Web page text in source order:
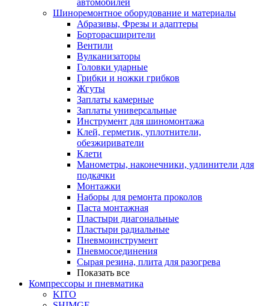
автомобилей
Шиноремонтное оборудование и материалы
Абразивы, Фрезы и адаптеры
Борторасширители
Вентили
Вулканизаторы
Головки ударные
Грибки и ножки грибков
Жгуты
Заплаты камерные
Заплаты универсальные
Инструмент для шиномонтажа
Клей, герметик, уплотнители,
обезжириватели
Клети
Манометры, наконечники, удлинители для
подкачки
Монтажки
Наборы для ремонта проколов
Паста монтажная
Пластыри диагональные
Пластыри радиальные
Пневмоинструмент
Пневмосоединения
Сырая резина, плита для разогрева
Показать все
Компрессоры и пневматика
KITO